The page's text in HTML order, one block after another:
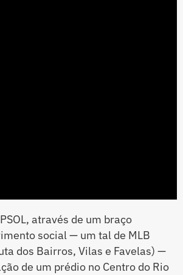
através de um braço
social — um tal de MLB
dos Bairros, Vilas e Favelas) —
de um prédio no Centro do Rio